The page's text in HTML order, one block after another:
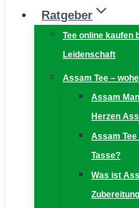
Ratgeber
Tee online kaufen
Leidenschaft
Assam Tee –
Assam
Herzen
Assam
Tasse?
Was ist
Zubereitung